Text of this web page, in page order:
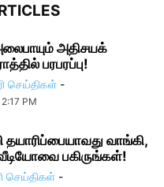
அதிசயக்
பரபரப்பு!
செய்திகள் -
PM
தயாரிப்பையாவது வாங்கி,
பகிருங்கள்!
செய்திகள் -